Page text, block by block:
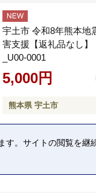
宇土市 令和8年熊本地
害支援【返礼品なし】
_U00-0001
5,000円
熊本県 宇土市
。サイトの閲覧を継